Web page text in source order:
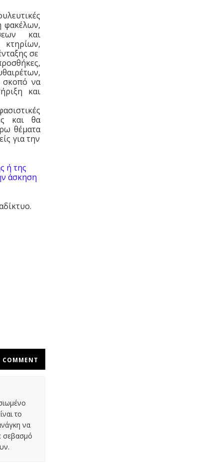
φακέλων,
και
σε
σκοπό να
και
και θα
θέματα
για την
ή της
άσκηση
COMMENT
το
να
σεβασμό